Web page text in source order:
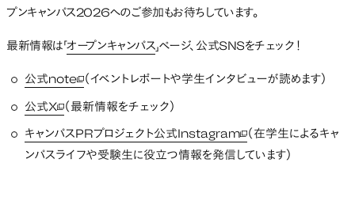
プンキャンパス2026へのご参加もお待ちしています。
最新情報は「オープンキャンパス」ページ、公式SNSをチェック！
公式note新しいタブで開く
（イベントレポートや学生インタビューが読めます）
公式X新しいタブで開く
（最新情報をチェック）
キャンパスPRプロジェクト公式Instagram新しいタブで開く
（在学生によるキャ
ンパスライフや受験生に役立つ情報を発信しています）